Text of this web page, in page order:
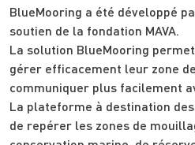
BlueMooring a été développé
soutien de la fondation MAVA.
La solution BlueMooring
gérer efficacement leur zone
communiquer plus facilement
La plateforme à destination
de repérer les zones de